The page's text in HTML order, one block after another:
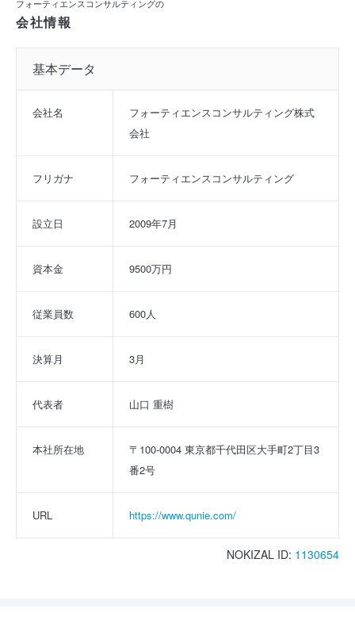
フォーティエンスコンサルティングの
会社情報
基本データ
会社名
フォーティエンスコンサルティング株式
会社
フリガナ フォーティエンスコンサルティング
設立日 2009年7月
資本金 9500万円
従業員数 600人
決算月 3月
代表者 山口 重樹
本社所在地
〒100-0004 東京都千代田区大手町2丁目3
番2号
URL https://www.qunie.com/
NOKIZAL ID: 1130654